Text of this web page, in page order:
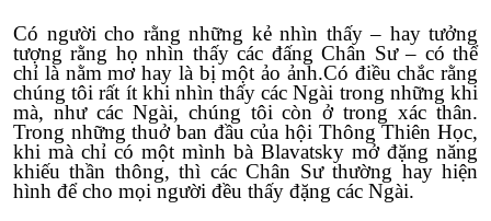
Có người cho rằng những kẻ nhìn thấy – hay tưởng
tượng rằng họ nhìn thấy các đấng Chân Sư – có thể
chỉ là nằm mơ hay là bị một ảo ảnh.Có điều chắc rằng
chúng tôi rất ít khi nhìn thấy các Ngài trong những khi
mà, như các Ngài, chúng tôi còn ở trong xác thân.
Trong những thuở ban đầu của hội Thông Thiên Học,
khi mà chỉ có một mình bà Blavatsky mở đặng năng
khiếu thần thông, thì các Chân Sư thường hay hiện
hình để cho mọi người đều thấy đặng các Ngài.